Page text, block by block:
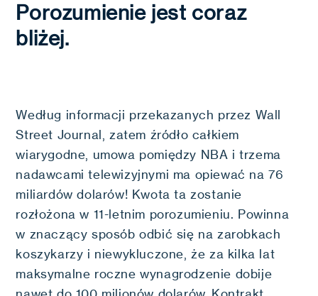
Porozumienie jest coraz
bliżej.
Według informacji przekazanych przez Wall
Street Journal, zatem źródło całkiem
wiarygodne, umowa pomiędzy NBA i trzema
nadawcami telewizyjnymi ma opiewać na 76
miliardów dolarów! Kwota ta zostanie
rozłożona w 11-letnim porozumieniu. Powinna
w znaczący sposób odbić się na zarobkach
koszykarzy i niewykluczone, że za kilka lat
maksymalne roczne wynagrodzenie dobije